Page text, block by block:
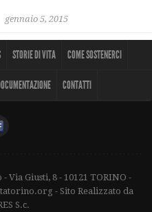
gennaio 5, 2015
STORIE DI VITA COME SOSTENERCI
CONTATTI
Giusti, 8 - 10121 TORINO -
- Sito Realizzato da
S.c.